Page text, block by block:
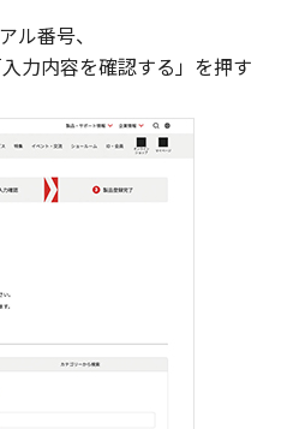
ル番号、
力内容を確認する」を押す